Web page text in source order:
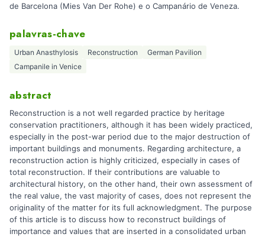
de Barcelona (Mies Van Der Rohe) e o Campanário de Veneza.
palavras-chave
Urban Anasthylosis Reconstruction
German Pavilion
Campanile in Venice
abstract
Reconstruction is a not well regarded practice by heritage
conservation practitioners, although it has been widely practiced,
especially in the post-war period due to the major destruction of
important buildings and monuments. Regarding architecture, a
reconstruction action is highly criticized, especially in cases of
total reconstruction. If their contributions are valuable to
architectural history, on the other hand, their own assessment of
the real value, the vast majority of cases, does not represent the
originality of the matter for its full acknowledgment. The purpose
of this article is to discuss how to reconstruct buildings of
importance and values that are inserted in a consolidated urban